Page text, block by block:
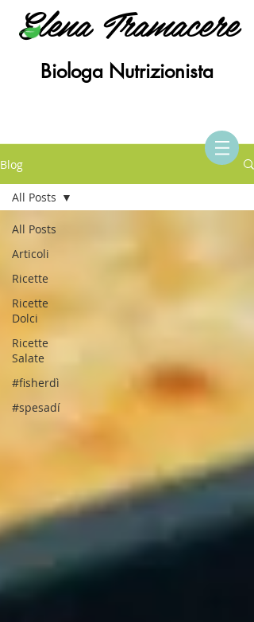
Elena Tramacere
Biologa Nutrizionista
Blog
All Posts
Articoli
Ricette
Ricette
Dolci
Ricette
Salate
#fisherdì
#spesadí
All Posts